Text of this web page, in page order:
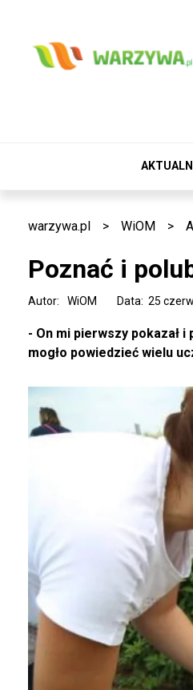
warzywa.pl > WiOM >
Poznać i
Data: 25
Autor: WiOM
- On mi pierwszy pokazał
mogło powiedzieć wielu